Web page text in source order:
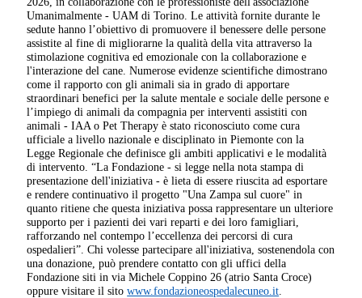
Umanimalmente - UAM di Torino. Le attività fornite durante le
sedute hanno l’obiettivo di promuovere il benessere delle persone
assistite al fine di migliorarne la qualità della vita attraverso la
stimolazione cognitiva ed emozionale con la collaborazione e
l'interazione del cane. Numerose evidenze scientifiche dimostrano
come il rapporto con gli animali sia in grado di apportare
straordinari benefici per la salute mentale e sociale delle persone e
l’impiego di animali da compagnia per interventi assistiti con
animali - IAA o Pet Therapy è stato riconosciuto come cura
ufficiale a livello nazionale e disciplinato in Piemonte con la
Legge Regionale che definisce gli ambiti applicativi e le modalità
di intervento. “La Fondazione - si legge nella nota stampa di
presentazione dell'iniziativa - è lieta di essere riuscita ad esportare
e rendere continuativo il progetto "Una Zampa sul cuore" in
quanto ritiene che questa iniziativa possa rappresentare un ulteriore
supporto per i pazienti dei vari reparti e dei loro famigliari,
rafforzando nel contempo l’eccellenza dei percorsi di cura
ospedalieri”. Chi volesse partecipare all'iniziativa, sostenendola con
una donazione, può prendere contatto con gli uffici della
Fondazione siti in via Michele Coppino 26 (atrio Santa Croce)
oppure visitare il sitowww.fondazioneospedalecuneo.it